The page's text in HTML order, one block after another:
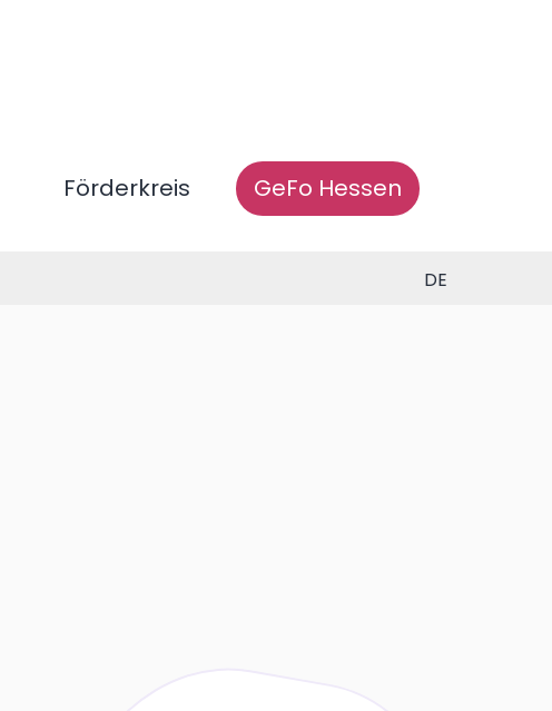
Förderkreis GeFo Hessen
DE